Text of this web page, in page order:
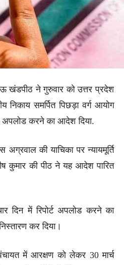
खंडपीठ ने गुरुवार को उत्तर प्रदेश
निकाय समर्पित पिछड़ा वर्ग आयोग
अपलोड करने का आदेश दिया.
अग्रवाल की याचिका पर न्यायमूर्ति
कुमार की पीठ ने यह आदेश पारित
दिन में रिपोर्ट अपलोड करने का
कर दिया।
में आरक्षण को लेकर 30 मार्च